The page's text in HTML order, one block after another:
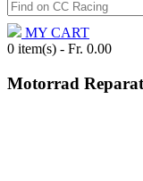
MY CART
0 item(s) - Fr. 0.00
Motorrad